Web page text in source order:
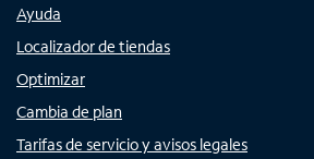
Ayuda
Localizador de tiendas
Optimizar
Cambia de plan
Tarifas de servicio y avisos legales